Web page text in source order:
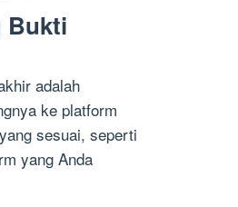
Bukti
adalah
ke platform
sesuai, seperti
yang Anda